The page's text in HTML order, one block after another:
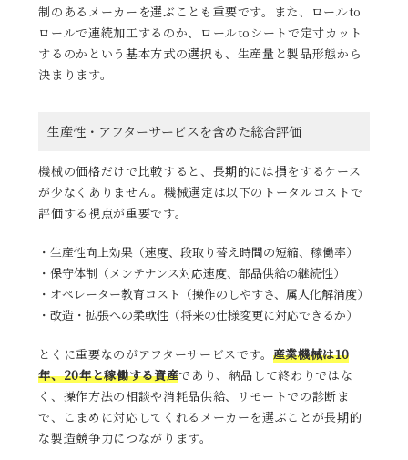
制のあるメーカーを選ぶことも重要です。また、ロールto
ロールで連続加工するのか、ロールtoシートで定寸カット
するのかという基本方式の選択も、生産量と製品形態から
決まります。
生産性・アフターサービスを含めた総合評価
機械の価格だけで比較すると、長期的には損をするケース
が少なくありません。機械選定は以下のトータルコストで
評価する視点が重要です。
生産性向上効果（速度、段取り替え時間の短縮、稼働率）
保守体制（メンテナンス対応速度、部品供給の継続性）
オペレーター教育コスト（操作のしやすさ、属人化解消度）
改造・拡張への柔軟性（将来の仕様変更に対応できるか）
とくに重要なのがアフターサービスです。 産業機械は10
年、20年と稼働する資産であり、納品して終わりではな
く、操作方法の相談や消耗品供給、リモートでの診断ま
で、こまめに対応してくれるメーカーを選ぶことが長期的
な製造競争力につながります。